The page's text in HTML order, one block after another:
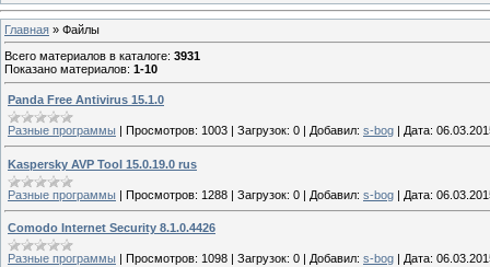
Главная » Файлы
Всего материалов в каталоге: 3931
Показано материалов: 1-10
Panda Free Antivirus 15.1.0
Разные программы | Просмотров: 1003 | Загрузок: 0 | Добавил: s-bog | Дата:
Kaspersky AVP Tool 15.0.19.0 rus
Разные программы | Просмотров: 1288 | Загрузок: 0 | Добавил: s-bog | Дата:
Comodo Internet Security 8.1.0.4426
Разные программы Просмотров: 1098 Загрузок: 0 Добавил: s-bog Дата: